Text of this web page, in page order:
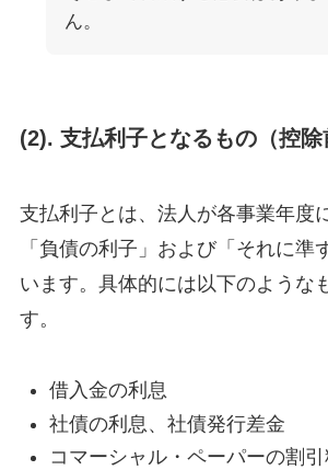
ん。
(2). 支払利子となるもの（控除
支払利子とは、法人が各事業年度
「負債の利子」および「それに準
います。具体的には以下のような
す。
借入金の利息
社債の利息、社債発行差金
コマーシャル・ペーパーの割